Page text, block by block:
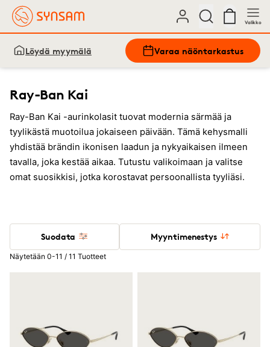
Valikko
Löydä myymälä Varaa näöntarkastus
Ray-Ban Kai
Ray-Ban Kai -aurinkolasit tuovat modernia särmää ja
tyylikästä muotoilua jokaiseen päivään. Tämä kehysmalli
yhdistää brändin ikonisen laadun ja nykyaikaisen ilmeen
tavalla, joka kestää aikaa. Tutustu valikoimaan ja valitse
omat suosikkisi, jotka korostavat persoonallista tyyliäsi.
Suodata Myyntimenestys
Näytetään 0-11 / 11 Tuotteet